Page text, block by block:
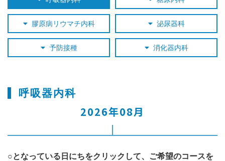
膠原病リウマチ内科 泌尿器科
予防接種 消化器内科
呼吸器内科
2026年08月
○となっている日にちをクリックして、ご希望のコースを